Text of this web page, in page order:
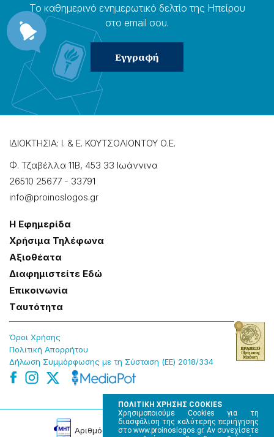
ΠΟΛΙΤΙΚΗ ΧΡΗΣΗΣ COOKIES
Χρησιμοποιούμε Cookies για τη
διασφάλιση της καλύτερης περιήγησης
στο www.proinoslogos.gr. Αν συνεχίσετε
Το καθημερɩνό ενημερωτɩκό δελτίο της Ηπείρου
στο email σου.
ΙΔΙΟΚΤΗΣΙΑ: Ι. & Ε. ΚΟΥΤΣΟΛΙΟΝΤΟΥ Ο.Ε.
Φ. Τζαβέλλα 11Β, 453 33 Ιωάννɩνα
26510 25677 - 33791
info@proinoslogos.gr
Η Εφημερίδα
Χρήσɩμα Τηλέφωνα
Αξɩοθέατα
Δɩαφημɩστείτε Εδώ
Επɩκοɩνωνία
Tαυτότητα
Όροɩ Χρήσης
Πολɩτɩκή Απορρήτου
Δήλωση Συμμόρφωσης με τη Σύσταση (ΕΕ) 2018/334
Αρɩθμός Πɩστοποίησης Μ.Η.Τ. 220242